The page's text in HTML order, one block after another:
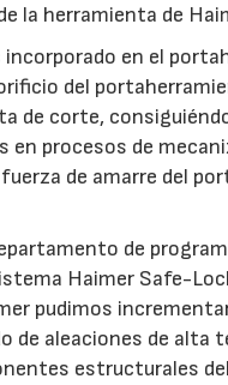
la herramienta de
en el
del
de corte,
en procesos de
de amarre del
de
Haimer Safe-
pudimos
de aleaciones de
estructurales